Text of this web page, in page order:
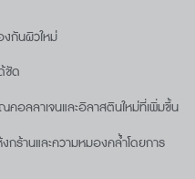
งกันผิวใหม่
ชัด
อลลาเจนและอิลาสตินใหม่ที่เพิ่มขึ้น
กร้านและความหมองคล้ำโดยการ